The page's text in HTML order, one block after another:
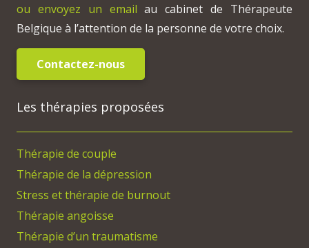
ou envoyez un email au cabinet de Thérapeute
Belgique à l’attention de la personne de votre choix.
Contactez-nous
Les thérapies proposées
Thérapie de couple
Thérapie de la dépression
Stress et thérapie de burnout
Thérapie angoisse
Thérapie d’un traumatisme